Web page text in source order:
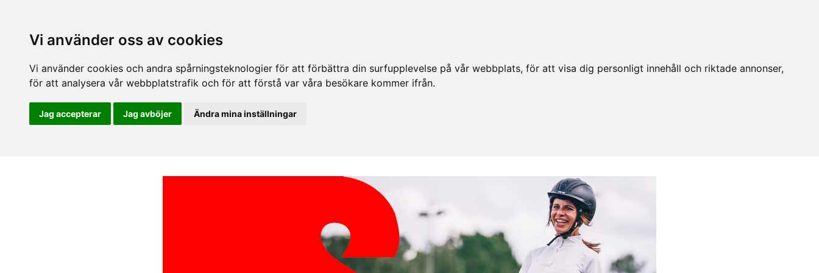
Vi använder oss av cookies
Vi använder cookies och andra spårningsteknologier för att förbättra din surfupplevelse på vår webbplats, för att visa dig personligt innehåll och riktade annonser,
för att analysera vår webbplatstrafik och för att förstå var våra besökare kommer ifrån.
Jag accepterar Jag avböjer Ändra mina inställningar